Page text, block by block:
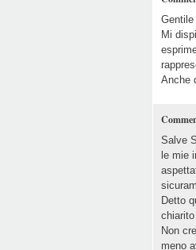
Mi
Anche
Salve
le mie
Detto
Non
meno